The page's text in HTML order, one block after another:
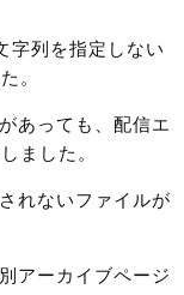
列を指定しない
。
あっても、配信エ
ました。
れないファイルが
アーカイブページ